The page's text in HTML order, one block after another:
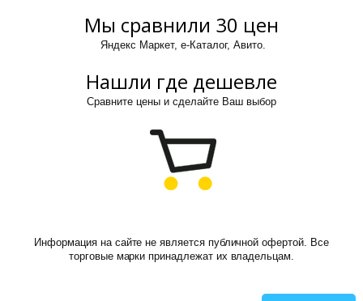
Мы сравнили 30 цен
Яндекс Маркет, е-Каталог, Авито.
Нашли где дешевле
Сравните цены и сделайте Ваш выбор
Информация на сайте не является публичной офертой. Все
торговые марки принадлежат их владельцам.